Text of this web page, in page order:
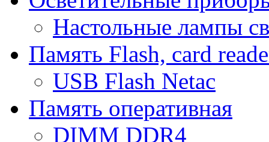
Настольные лампы
Память Flash, card
USB Flash Netac
Память оперативная
DIMM DDR4